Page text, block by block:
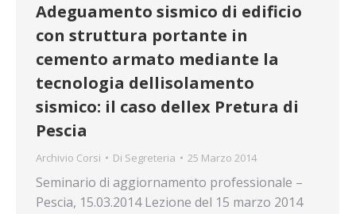
Adeguamento sismico di edificio
con struttura portante in
cemento armato mediante la
tecnologia dellisolamento
sismico: il caso dellex Pretura di
Pescia
Archivio Corsi Di Segreteria 25 Marzo 2014
Seminario di aggiornamento professionale –
Pescia, 15.03.2014 Lezione del 15 marzo 2014